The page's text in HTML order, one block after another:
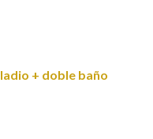
+ doble baño